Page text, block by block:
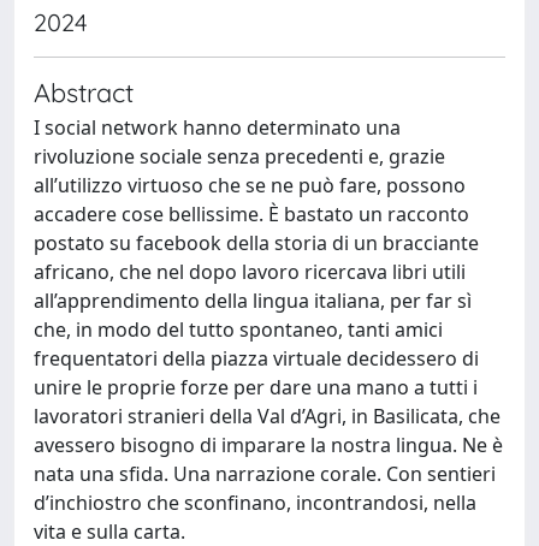
2024
Abstract
I social network hanno determinato una
rivoluzione sociale senza precedenti e, grazie
all’utilizzo virtuoso che se ne può fare, possono
accadere cose bellissime. È bastato un racconto
postato su facebook della storia di un bracciante
africano, che nel dopo lavoro ricercava libri utili
all’apprendimento della lingua italiana, per far sì
che, in modo del tutto spontaneo, tanti amici
frequentatori della piazza virtuale decidessero di
unire le proprie forze per dare una mano a tutti i
lavoratori stranieri della Val d’Agri, in Basilicata, che
avessero bisogno di imparare la nostra lingua. Ne è
nata una sfida. Una narrazione corale. Con sentieri
d’inchiostro che sconfinano, incontrandosi, nella
vita e sulla carta.